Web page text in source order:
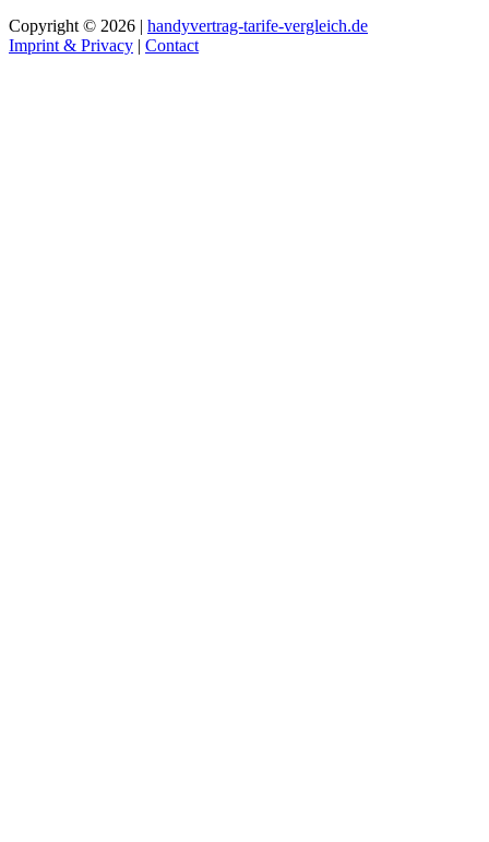
Copyright © 2026 | handyvertrag-tarife-vergleich.de
Imprint & Privacy | Contact